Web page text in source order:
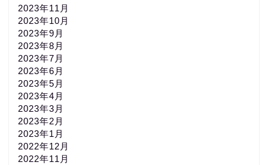
2023年11月
2023年10月
2023年9月
2023年8月
2023年7月
2023年6月
2023年5月
2023年4月
2023年3月
2023年2月
2023年1月
2022年12月
2022年11月